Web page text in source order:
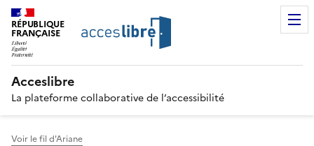
RÉPUBLIQUE
FRANÇAISE
Acceslibre
La plateforme collaborative de l’accessibilité
Voir le fil d'Ariane